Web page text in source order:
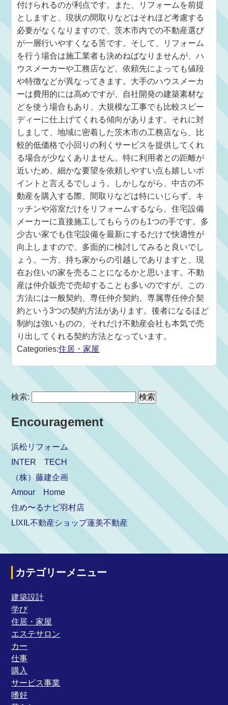
付けられるのが利点です。また、リフォームを前提
としますと、現状の間取りなどはそれほど考慮する
必要がなくなりますので、茨木市内での不動産選び
が一層行いやすくなる筈です。そして、リフォーム
を行う場合は施工業者も決めねばなりませんが、ハ
ウスメーカーや工務店など、依頼先によっても値段
や特徴などが異なってきます。大手のハウスメーカ
ーは費用的には高めですが、自社開発の建築素材な
どを使う場合もあり、大規模な工事でも比較スピー
ディーに仕上げてくれる傾向があります。それに対
しまして、地域に密着した茨木市の工務店なら、比
較的低価格で小回りの利くサービスを提供してくれ
る場合が少なくありません。特に利用者との距離が
近いため、細かな要望を依頼しやすい点も嬉しいポ
イントと言えるでしょう。しかしながら、中古の不
動産を購入する際、間取りなどは特にいじらず、キ
ッチンや浴室だけをリフォームするなら、住宅設備
メーカーに直接施工してもらうのも1つの手です。多
少古い家でも住宅設備を最新にするだけで快適性が
向上しますので、多面的に検討してみると良いでし
ょう。一方、持ち家からの引越しでありますと、現
在お住いの家を売ることになるかと思います。不動
産は仲介販売で売却することも多いのですが、この
方法には一般契約、専任仲介契約、専属専任仲介契
約という3つの契約方法があります。後者になるほど
制約は強いものの、それだけ不動産会社も本気で売
り出してくれる契約方法となっています。
Categories:住居・家屋
検索:
Encouragement
浜松リフォーム
INTER TECH
（株）藤建企画
Amour Home
住め〜るナビ羽村店
LIXIL不動産ショップ蓮美不動産
カテゴリーメニュー
建築設計
学び
住居・家屋
エステサロン
カー
仕事
購入
サービス事業
嗜好